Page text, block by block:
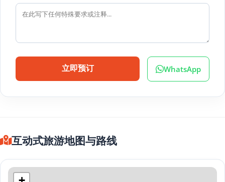
立即预订 WhatsApp
互动式旅游地图与路线